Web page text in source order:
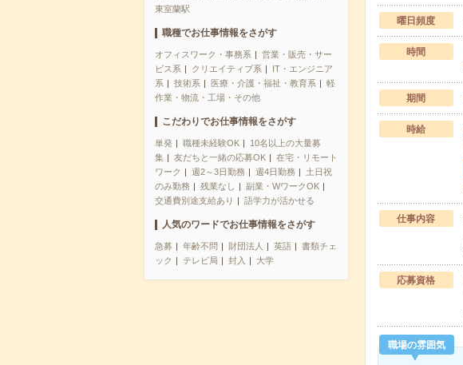
東室蘭駅
職種でお仕事情報をさがす
オフィスワーク・事務系
営業・販売・サー
ビス系
クリエイティブ系
IT・エンジニア
系
技術系 医療・介護・福祉・教育系
軽
作業・物流・工場・その他
こだわりでお仕事情報をさがす
単発 職種未経験OK
10名以上の大量募
集
友だちと一緒の応募OK
在宅・リモート
ワーク
週2～3日勤務 週4日勤務
土日祝
のみ勤務
残業なし
副業・WワークOK
交通費別途支給あり
語学力が活かせる
人気のワードでお仕事情報をさがす
急募 年齢不問 財団法人 英語
書類チェ
ック
テレビ局 封入 大学
曜日頻度
時間
期間
時給
仕事内容
応募資格
職場の雰囲気